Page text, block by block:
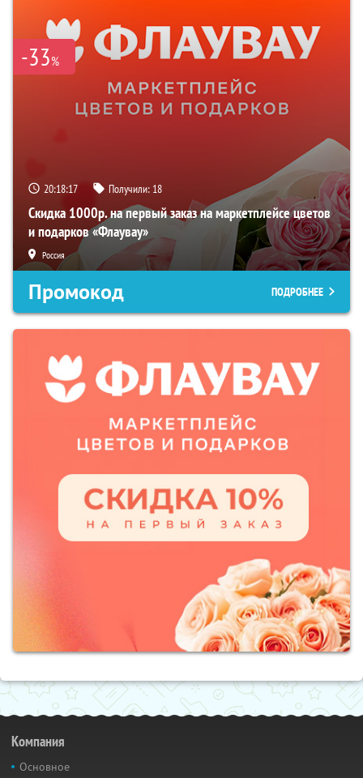
-33%
20:18:16 Получили: 18
Скидка 1000р. на первый заказ на маркетплейсе цветов
и подарков «Флаувау»
Россия
Промокод ПОДРОБНЕЕ
Компания
Основное